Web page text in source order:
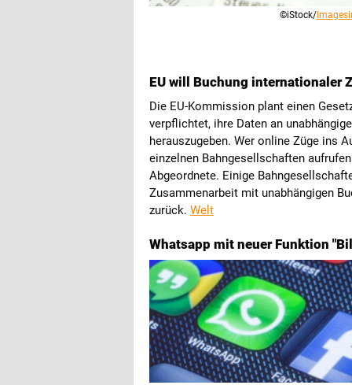
©iStock/
EU will Buchung internationaler
Die EU-Kommission plant einen
verpflichtet, ihre Daten an
herauszugeben. Wer online Züge ins
einzelnen Bahngesellschaften
Abgeordnete. Einige
Zusammenarbeit mit unabhängigen
zurück. Welt
Whatsapp mit neuer Funktion